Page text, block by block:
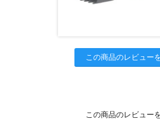
この商品のレビュー
この商品のレビュー